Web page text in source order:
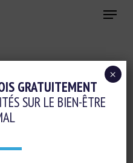
Menu
bien-être animal
INCLUDED IN
GRATUITEMENT
SUR LE BIEN-ÊTRE
×